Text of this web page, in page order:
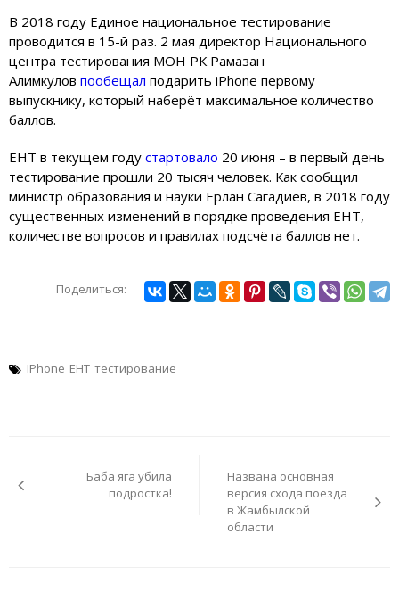
В 2018 году Единое национальное тестирование
проводится в 15-й раз. 2 мая директор Национального
центра тестирования МОН РК Рамазан
Алимкулов пообещал подарить iPhone первому
выпускнику, который наберёт максимальное количество
баллов.
ЕНТ в текущем году стартовало 20 июня – в первый день
тестирование прошли 20 тысяч человек. Как сообщил
министр образования и науки Ерлан Сагадиев, в 2018 году
существенных изменений в порядке проведения ЕНТ,
количестве вопросов и правилах подсчёта баллов нет.
Поделиться:
IPhone ЕНТ тестирование
записям
Баба яга убила
подростка!
Названа основная
версия схода поезда
в Жамбылской
области